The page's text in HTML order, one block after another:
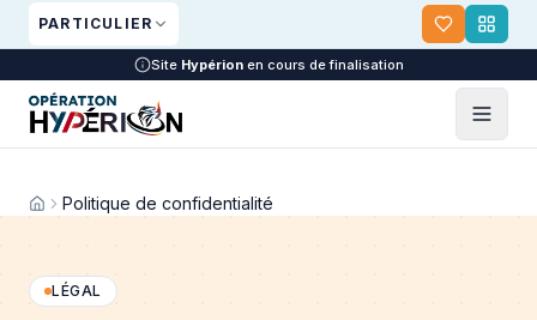
Aller au contenu principal
PARTICULIER
Site Hypérionen cours de finalisation
Politique de confidentialité
LÉGAL